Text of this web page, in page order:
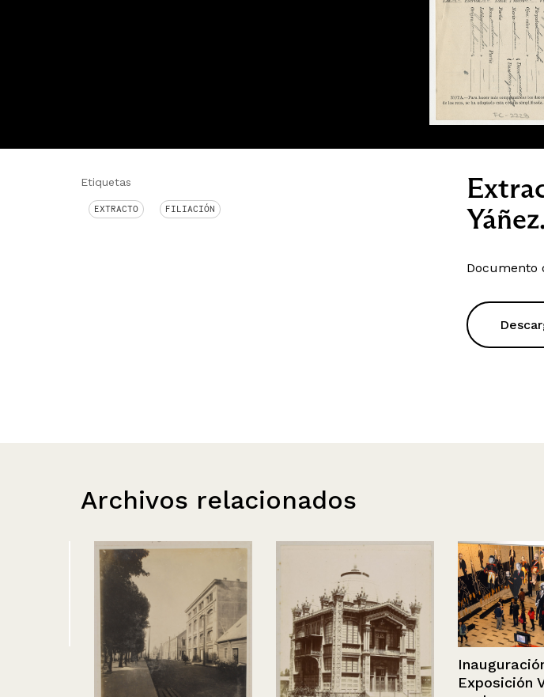
Etiquetas
EXTRACTO FILIACIÓN
Yáñez.
Documento
Archivos relacionados
Inauguración
Exposición Voy